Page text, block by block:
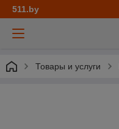
511.by
Товары и услуги